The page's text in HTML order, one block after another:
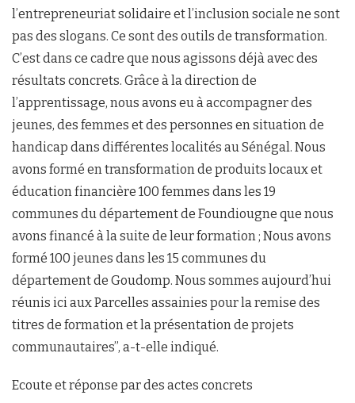
l’entrepreneuriat solidaire et l’inclusion sociale ne sont
pas des slogans. Ce sont des outils de transformation.
C’est dans ce cadre que nous agissons déjà avec des
résultats concrets. Grâce à la direction de
l’apprentissage, nous avons eu à accompagner des
jeunes, des femmes et des personnes en situation de
handicap dans différentes localités au Sénégal. Nous
avons formé en transformation de produits locaux et
éducation financière 100 femmes dans les 19
communes du département de Foundiougne que nous
avons financé à la suite de leur formation ; Nous avons
formé 100 jeunes dans les 15 communes du
département de Goudomp. Nous sommes aujourd’hui
réunis ici aux Parcelles assainies pour la remise des
titres de formation et la présentation de projets
communautaires’’, a-t-elle indiqué.
Ecoute et réponse par des actes concrets